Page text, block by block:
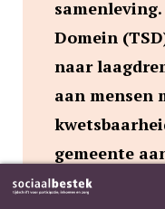
Terug naar
Domein
naar
aan mensen
gemeente
gezamenlijk